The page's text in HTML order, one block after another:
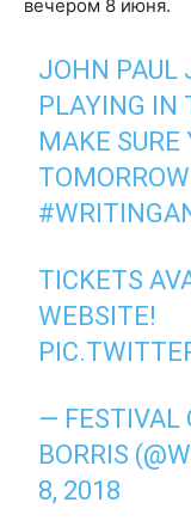
вечером 8 июня.
JOHN PAUL
PLAYING IN
MAKE
TICKETS
WEBSITE!
— FESTIVAL
BORRIS
8, 2018